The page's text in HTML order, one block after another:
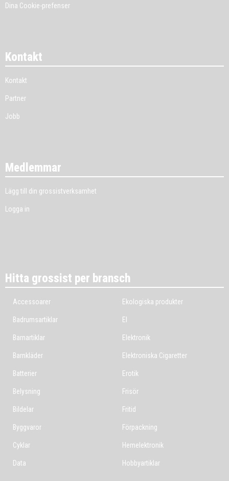
Dina Cookie-prefenser
Kontakt
Kontakt
Partner
Jobb
Medlemmar
Lägg till din grossistverksamhet
Logga in
Hitta grossist per bransch
Accessoarer
Badrumsartiklar
Barnartiklar
Barnkläder
Batterier
Belysning
Bildelar
Byggvaror
Cyklar
Data
Ekologiska produkter
El
Elektronik
Elektroniska Cigaretter
Erotik
Frisör
Fritid
Förpackning
Hemelektronik
Hobbyartiklar